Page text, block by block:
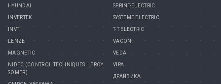
HYUNDAI
INVERTEK
INVT
LENZE
MAGNETIC
NIDEC (CONTROL TECHNIQUES, LEROY
SOMER)
SPRINT-ELECTRIC
SYSTEME ELECTRIC
T-T ELECTRIC
VACON
VEDA
VIPA
ДРАЙВИКА